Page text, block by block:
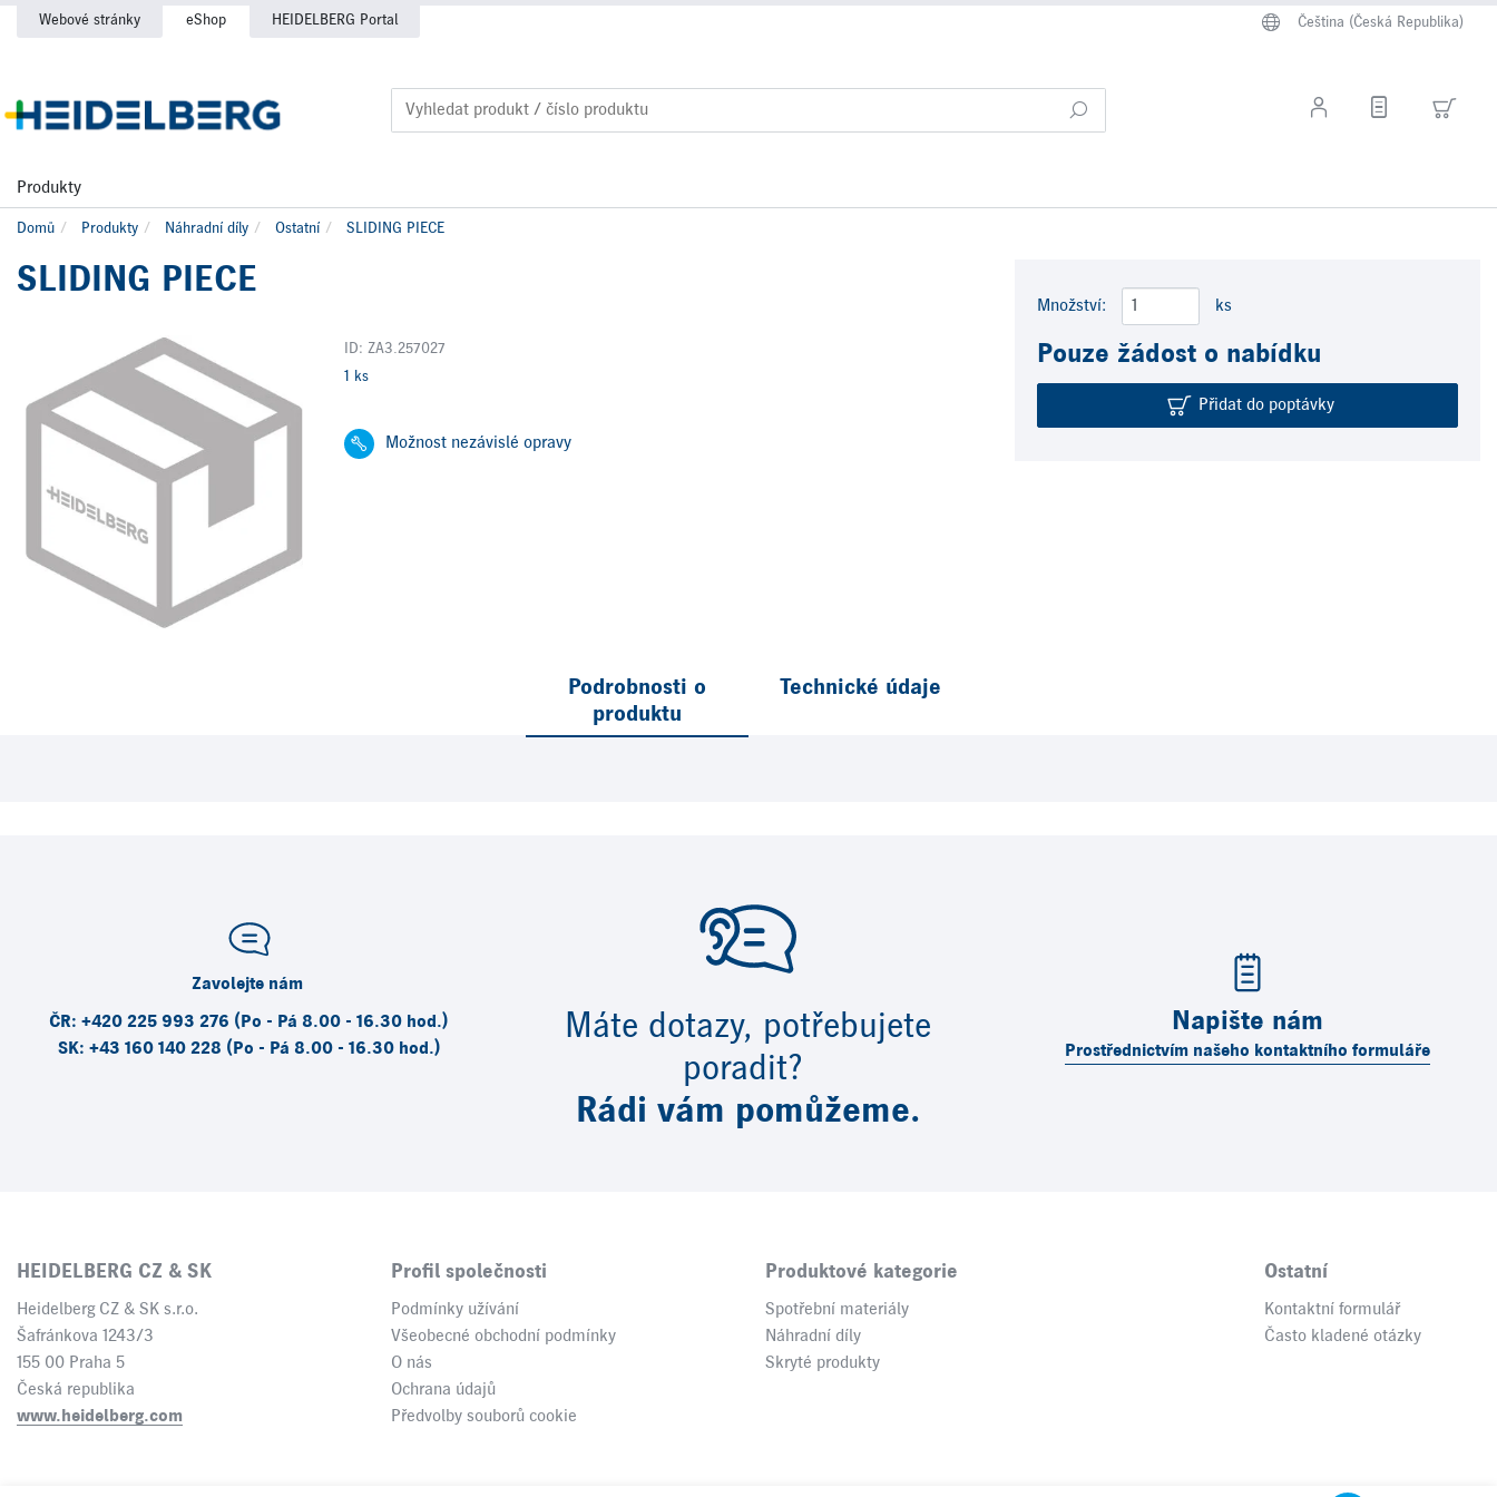
Webové stránky eShop HEIDELBERG Portal
Produkty
Čeština (Česká Republika)
Domů Produkty Náhradní díly Ostatní SLIDING PIECE
SLIDING PIECE
ID: ZA3.257027
1 ks
Možnost nezávislé opravy
Množství: ks
Pouze žádost o nabídku
Přidat do poptávky
Podrobnosti o
produktu
Technické údaje
Máte dotazy, potřebujete
poradit?
Rádi vám pomůžeme.
Zavolejte nám
ČR: +420 225 993 276 (Po - Pá 8.00 - 16.30 hod.)
SK: +43 160 140 228 (Po - Pá 8.00 - 16.30 hod.)
Napište nám
Prostřednictvím našeho kontaktního formuláře
HEIDELBERG CZ & SK
Heidelberg CZ & SK s.r.o.
Šafránkova 1243/3
155 00 Praha 5
Česká republika
www.heidelberg.com
Profil společnosti
Podmínky užívání
Všeobecné obchodní podmínky
O nás
Ochrana údajů
Předvolby souborů cookie
Produktové kategorie
Spotřební materiály
Náhradní díly
Skryté produkty
Ostatní
Kontaktní formulář
Často kladené otázky